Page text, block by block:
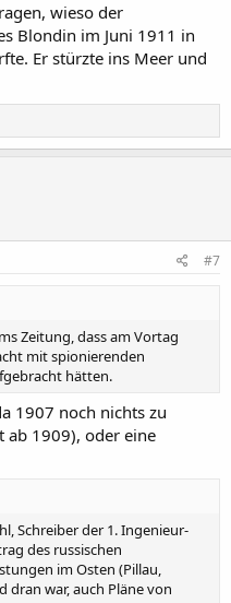
wieso der
Blondin im Juni 1911 in
Er stürzte ins Meer und
#7
Zeitung, dass am Vortag
mit spionierenden
hätten.
1907 noch nichts zu
ab 1909), oder eine
Schreiber der 1. Ingenieur-
des russischen
im Osten (Pillau,
war, auch Pläne von